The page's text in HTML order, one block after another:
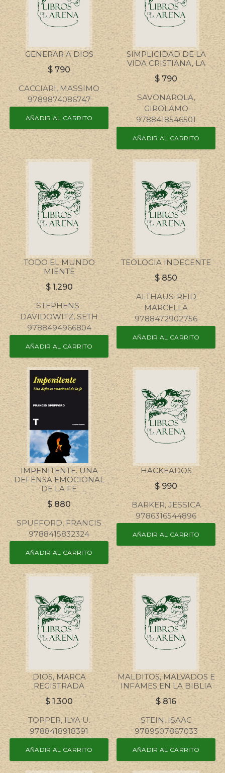
GENERAR A DIOS
$ 790
CACCIARI, MASSIMO
9789874086747
AÑADIR AL CARRITO
SIMPLICIDAD DE LA
VIDA CRISTIANA, LA
$ 790
SAVONAROLA,
GIROLAMO
9788418546501
AÑADIR AL CARRITO
TODO EL MUNDO
MIENTE
$ 1.290
STEPHENS-
DAVIDOWITZ, SETH
9788494966804
AÑADIR AL CARRITO
TEOLOGIA INDECENTE
$850
ALTHAUS-REID
MARCELLA
9788472902756
AÑADIR AL CARRITO
IMPENITENTE. UNA
DEFENSA EMOCIONAL
DE LA FE
$880
SPUFFORD, FRANCIS
9788415832324
AÑADIR AL CARRITO
HACKEADOS
$ 990
BARKER, JESSICA
9786316544896
AÑADIR AL CARRITO
DIOS, MARCA
REGISTRADA
$ 1.300
TOPPER, ILYA U.
9788418918391
AÑADIR AL CARRITO
MALDITOS, MALVADOS E
INFAMES EN LA BIBLIA
$ 816
STEIN, ISAAC
9789507867033
AÑADIR AL CARRITO